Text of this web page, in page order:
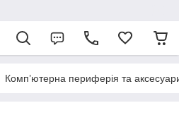
Комп’ютерна периферія та